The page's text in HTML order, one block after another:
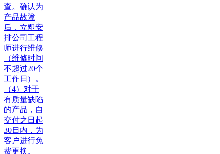
查。确认为
产品故障
后，立即安
排公司工程
师进行维修
（维修时间
不超过20个
工作日）。
（4）对于
有质量缺陷
的产品，自
交付之日起
30日内，为
客户进行免
费更换。